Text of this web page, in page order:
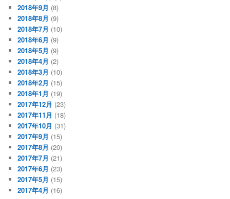
2018年9月 (8)
2018年8月 (9)
2018年7月 (10)
2018年6月 (9)
2018年5月 (9)
2018年4月 (2)
2018年3月 (10)
2018年2月 (15)
2018年1月 (19)
2017年12月 (23)
2017年11月 (18)
2017年10月 (31)
2017年9月 (15)
2017年8月 (20)
2017年7月 (21)
2017年6月 (23)
2017年5月 (15)
2017年4月 (16)